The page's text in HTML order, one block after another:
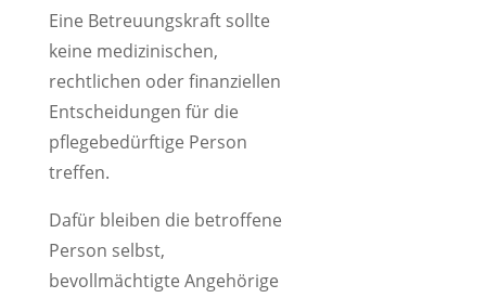
Eine Betreuungskraft sollte
keine medizinischen,
rechtlichen oder finanziellen
Entscheidungen für die
pflegebedürftige Person
treffen.
Dafür bleiben die betroffene
Person selbst,
bevollmächtigte Angehörige